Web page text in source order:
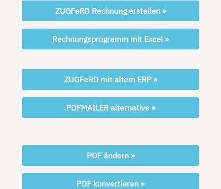
ZUGFeRD Rechnung erstellen »
Rechnungsprogramm mit Excel »
ZUGFeRD mit altem ERP »
PDFMAILER alternative »
PDF ändern »
PDF konvertieren »